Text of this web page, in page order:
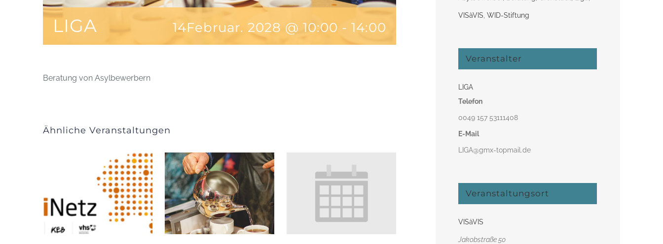
LIGA 14Februar. 2028 @ 10:00 - 14:00
Beratung von Asylbewerbern
Ähnliche Veranstaltungen
VISàVIS ,WID-Stiftung
Veranstalter
LIGA
Telefon
0049 157 53111408‬
E-Mail
LIGA@gmx-topmail.de
Veranstaltungsort
VISàVIS
Jakobstraße 50